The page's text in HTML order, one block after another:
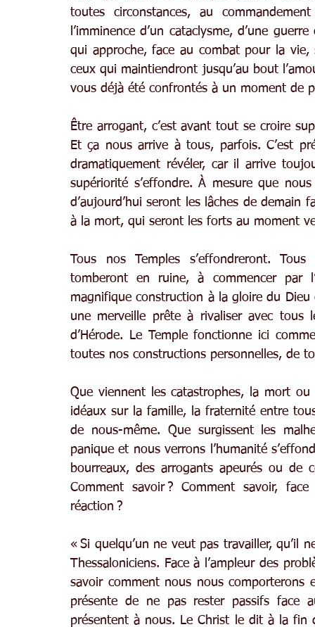
toutes circonstances, au
l’imminence d’un cataclysme, d’une
qui approche, face au combat pour la
ceux qui maintiendront jusqu’au bout
vous déjà été confrontés à un moment de
Être arrogant, c’est avant tout se croire
Et ça nous arrive à tous, parfois. C’est
dramatiquement révéler, car il arrive
supériorité s’effondre. À mesure que
d’aujourd’hui seront les lâches de demain
à la mort, qui seront les forts au moment
Tous nos Temples s’effondreront.
tomberont en ruine, à commencer par
magnifique construction à la gloire du Dieu
une merveille prête à rivaliser avec tous
d’Hérode. Le Temple fonctionne ici
toutes nos constructions personnelles, de
Que viennent les catastrophes, la mort
idéaux sur la famille, la fraternité entre
de nous-même. Que surgissent les
panique et nous verrons l’humanité
bourreaux, des arrogants apeurés ou de
Comment savoir ? Comment savoir,
réaction ?
« Si quelqu’un ne veut pas travailler, qu’il
Thessaloniciens. Face à l’ampleur des
savoir comment nous nous comporterons
présente de ne pas rester passifs face
présentent à nous. Le Christ le dit à la fin